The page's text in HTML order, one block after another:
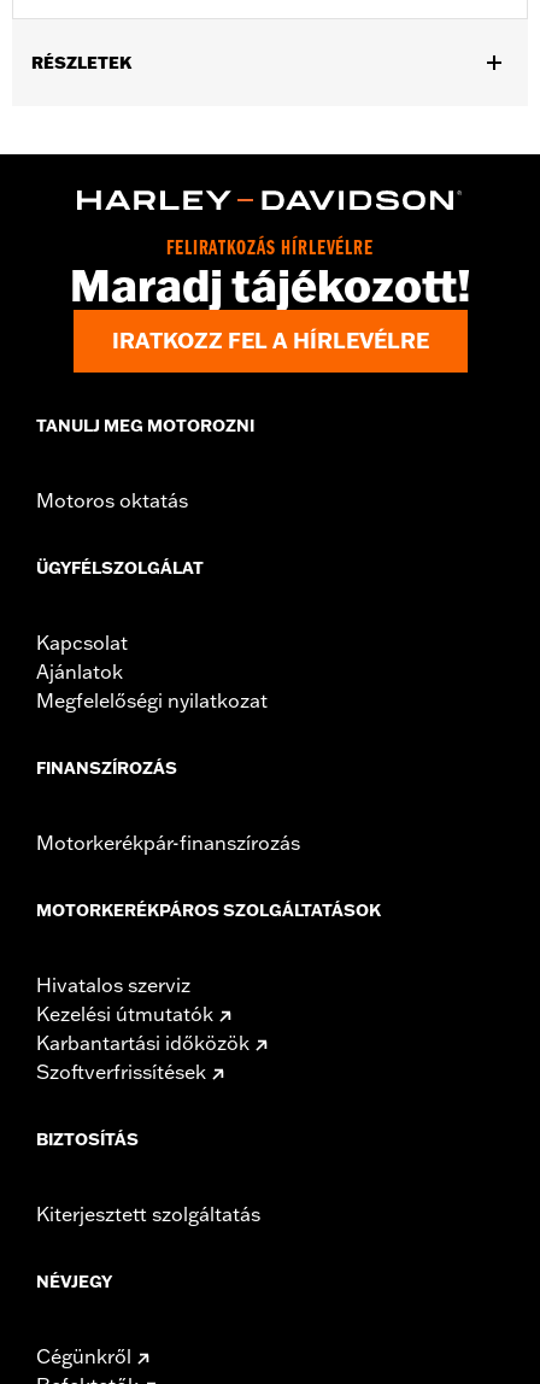
RÉSZLETEK
Sold In Units:Each
1 year limited warranty – Go towww.h-
d.com/warrantyfor full details
FELIRATKOZÁS HÍRLEVÉLRE
Maradj tájékozott!
IRATKOZZ FEL A HÍRLEVÉLRE
TANULJ MEG MOTOROZNI
Motoros oktatás
ÜGYFÉLSZOLGÁLAT
Kapcsolat
Ajánlatok
Megfelelőségi nyilatkozat
FINANSZÍROZÁS
Motorkerékpár-finanszírozás
MOTORKERÉKPÁROS SZOLGÁLTATÁSOK
Hivatalos szerviz
Kezelési útmutatók
Karbantartási időközök
Szoftverfrissítések
BIZTOSÍTÁS
Kiterjesztett szolgáltatás
NÉVJEGY
Cégünkről